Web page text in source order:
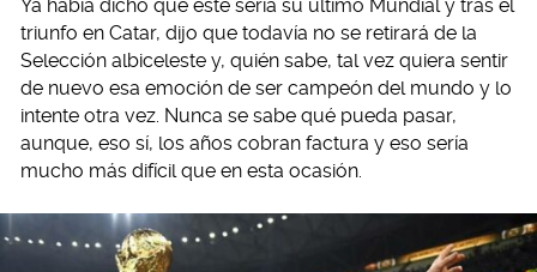
Ya había dicho que este sería su último Mundial y tras el
triunfo en Catar, dijo que todavía no se retirará de la
Selección albiceleste y, quién sabe, tal vez quiera sentir
de nuevo esa emoción de ser campeón del mundo y lo
intente otra vez. Nunca se sabe qué pueda pasar,
aunque, eso sí, los años cobran factura y eso sería
mucho más difícil que en esta ocasión.